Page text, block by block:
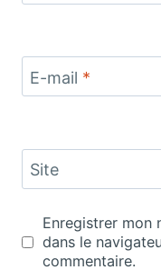
E-mail *
Site
Enregistrer mon
dans le
commentaire.